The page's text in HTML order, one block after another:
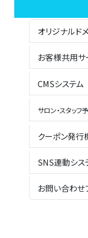
オリジナルド
お客様共用
CMSシステム
サロン・スタッフ
クーポン発行
SNS連動シス
お問い合わせ